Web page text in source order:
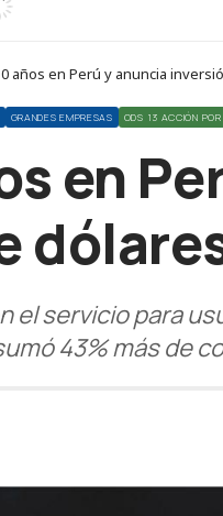
años en Perú y anuncia
GRANDES EMPRESAS ODS 13 ACCIÓN
en
el servicio para
43% más de